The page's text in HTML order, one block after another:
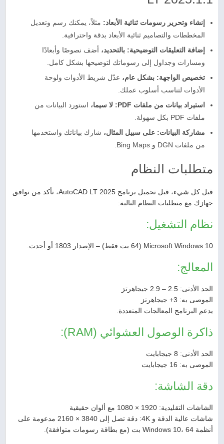
إنشاء وتحرير رسومات ثنائية الأبعاد: مثلاً، يمكنك رسم وتعديل
المخططات والتصاميم ثنائية الأبعاد بدقة واحترافية.
إضافة التعليقات التوضيحية: بالتحديد، أضف نصوصًا وأبعادًا
ومسارات وجداول إلى رسوماتك لتوضيحها بشكل كامل.
تخصيص الواجهة: بشكل عام، عدّل شريط الأدوات ولوحة
الأدوات لتناسب أسلوب عملك.
استيراد بيانات من ملفات PDF: لا سيما،
استورد البيانات من
ملفات PDF بكل سهولة.
مشاركة البيانات: على سبيل المثال، شارك بياناتك واستخدمها
من ملفات DGN و Bing Maps.
متطلبات النظام
قبل كل شيء، قبل تحميل برنامج AutoCAD LT 2025، تأكد من توافق
جهازك مع متطلبات النظام التالية:
نظام التشغيل:
Microsoft Windows 10 (64 بت فقط) – الإصدار 1803 أو أحدث.
المعالج:
الحد الأدنى: 2.5 – 2.9 جيجاهرتز
الموصى به: 3+ جيجاهرتز
يدعم البرنامج المعالجات المتعددة.
ذاكرة الوصول العشوائي (RAM):
الحد الأدنى: 8 جيجابايت
الموصى به: 16 جيجابايت
دقة الشاشة:
الشاشات التقليدية: 1920 × 1080 مع ألوان حقيقية
شاشات عالية الدقة و 4K: دقة تصل إلى 3840 × 2160 مدعومة على
أنظمة Windows 10، 64 بت (مع بطاقة رسومات متوافقة).